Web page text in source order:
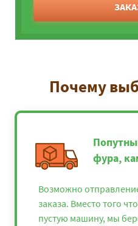
Почему
фура,
Возможно
заказа. Вместо того
пустую машину, мы